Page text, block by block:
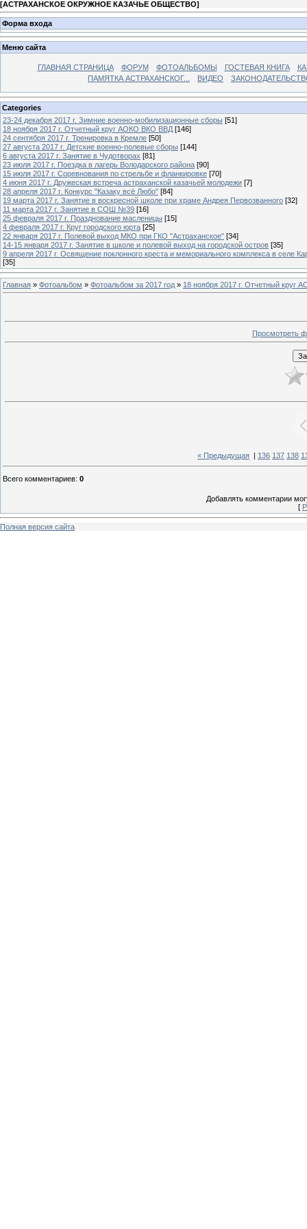
[АСТРАХАНСКОЕ ОКРУЖНОЕ КАЗАЧЬЕ ОБЩЕСТВО]
Форма входа
Меню сайта
ГЛАВНАЯ СТРАНИЦА ФОРУМ ФОТОАЛЬБОМЫ ГОСТЕВАЯ КНИГА
ПАМЯТКА АСТРАХАНСКОГ...
ВИДЕО
Categories
23-24 декабря 2017 г. Зимние военно-мобилизационные сборы [51]
18 ноября 2017 г. Отчетный круг АОКО ВКО ВВД [146]
24 сентября 2017 г. Тренировка в Кремле [50]
27 августа 2017 г. Детские военно-полевые сборы [144]
6 августа 2017 г. Занятие в Чудотворах [81]
23 июля 2017 г. Поездка в лагерь Володарского района [90]
15 июля 2017 г. Соревнования по стрельбе и фланкировке [70]
4 июня 2017 г. Дружеская встреча астраханской казачьей молодежи [7]
28 апреля 2017 г. Конкурс "Казаку всё Любо" [84]
19 марта 2017 г. Занятие в воскресной школе при храме Андрея Первозванного [32]
11 марта 2017 г. Занятие в СОШ №39 [16]
25 февраля 2017 г. Празднование масленицы [15]
4 февраля 2017 г. Круг городского юрта [25]
22 января 2017 г. Полевой выход МКО при ГКО "Астраханское" [34]
14-15 января 2017 г. Занятие в школе и полевой выход на городской остров [35]
9 апреля 2017 г. Освящение поклонного креста и мемориального комплекса в селе
[35]
Главная » Фотоальбом » Фотоальбом за 2017 год » 18 ноября 2017 г. Отчетный круг
Просмотреть
« Предыдущая 136 137 138
Всего комментариев: 0
Добавлять комментарии
[
Полная версия сайта